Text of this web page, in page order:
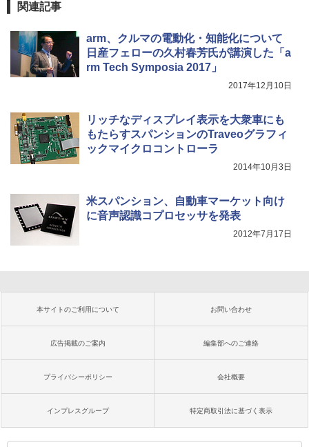
関連記事
arm、クルマの電動化・知能化について
日産フェローの久村春芳氏が講演した「a
rm Tech Symposia 2017」
2017年12月10日
リッチなディスプレイ表示を大衆車にも
もたらすスパンションのTraveoグラフィ
ックマイクロコントローラ
2014年10月3日
米スパンション、自動車マーケット向け
に音声認識コプロセッサを発表
2012年7月17日
本サイトのご利用について お問い合わせ
広告掲載のご案内 編集部へのご連絡
プライバシーポリシー 会社概要
インプレスグループ 特定商取引法に基づく表示